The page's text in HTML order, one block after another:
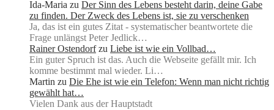
Ida-Maria zu Der Sinn des Lebens besteht darin, deine Gabe
zu finden. Der Zweck des Lebens ist, sie zu verschenken
Ja, das ist ein gutes Zitat - systematischer beantwortete die
Frage unlängst Peter Jedlick…
Rainer Ostendorf zu Liebe ist wie ein Vollbad…
Ein guter Spruch ist das. Auch die Webseite gefällt mir. Ich
komme bestimmt mal wieder. Li…
Martin zu Die Ehe ist wie ein Telefon: Wenn man nicht richtig
gewählt hat…
Vielen Dank aus der Hauptstadt